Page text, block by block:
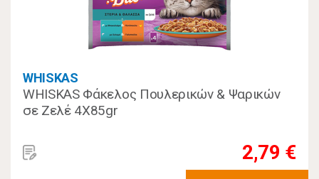
WHISKAS
WHISKAS Φάκελος Πουλερικών & Ψαρικών
σε Ζελέ 4Χ85gr
2,79 €